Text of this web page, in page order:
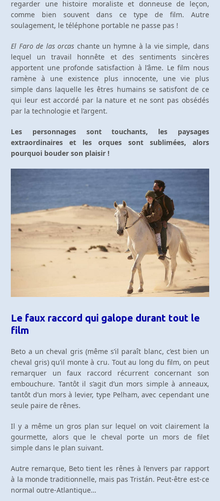
regarder une histoire moraliste et donneuse de leçon,
comme bien souvent dans ce type de film. Autre
soulagement, le téléphone portable ne passe pas !
El Faro de las orcas chante un hymne à la vie simple, dans
lequel un travail honnête et des sentiments sincères
apportent une profonde satisfaction à l’âme. Le film nous
ramène à une existence plus innocente, une vie plus
simple dans laquelle les êtres humains se satisfont de ce
qui leur est accordé par la nature et ne sont pas obsédés
par la technologie et l’argent.
Les personnages sont touchants, les paysages
extraordinaires et les orques sont sublimées, alors
pourquoi bouder son plaisir !
Le faux raccord qui galope durant tout le
film
Beto a un cheval gris (même s’il paraît blanc, c’est bien un
cheval gris) qu’il monte à cru. Tout au long du film, on peut
remarquer un faux raccord récurrent concernant son
embouchure. Tantôt il s’agit d’un mors simple à anneaux,
tantôt d’un mors à levier, type Pelham, avec cependant une
seule paire de rênes.
Il y a même un gros plan sur lequel on voit clairement la
gourmette, alors que le cheval porte un mors de filet
simple dans le plan suivant.
Autre remarque, Beto tient les rênes à l’envers par rapport
à la monde traditionnelle, mais pas Tristán. Peut-être est-ce
normal outre-Atlantique…